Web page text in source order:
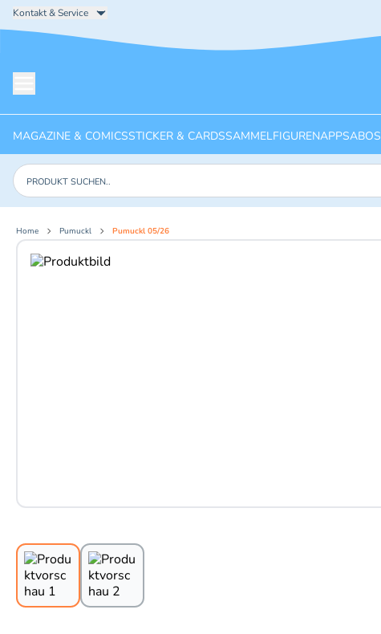
Kontakt & Service
MAGAZINE & COMICSSTICKER & CARDSSAMMELFIGURENAPPSABOS
Produkte suchen
Home Pumuckl Pumuckl 05/26
Aktuelles Bild: 1 von 2